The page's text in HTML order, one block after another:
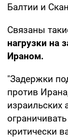
Балтии и
Связаны
нагрузки на
Ираном.
"Задержки
против
израильских
критически